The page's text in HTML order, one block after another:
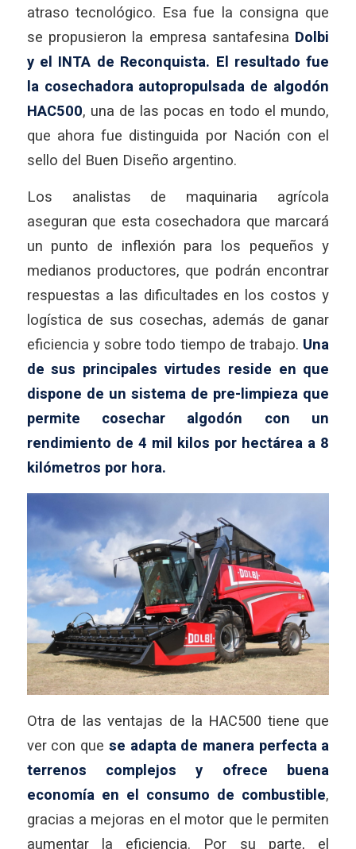
atraso tecnológico. Esa fue la consigna que
se propusieron la empresa santafesina Dolbi
y el INTA de Reconquista. El resultado fue
la cosechadora autopropulsada de algodón
HAC500, una de las pocas en todo el mundo,
que ahora fue distinguida por Nación con el
sello del Buen Diseño argentino.
Los analistas de maquinaria agrícola
aseguran que esta cosechadora que marcará
un punto de inflexión para los pequeños y
medianos productores, que podrán encontrar
respuestas a las dificultades en los costos y
logística de sus cosechas, además de ganar
eficiencia y sobre todo tiempo de trabajo. Una
de sus principales virtudes reside en que
dispone de un sistema de pre-limpieza que
permite cosechar algodón con un
rendimiento de 4 mil kilos por hectárea a 8
kilómetros por hora.
Otra de las ventajas de la HAC500 tiene que
ver con que se adapta de manera perfecta a
terrenos complejos y ofrece buena
economía en el consumo de combustible,
gracias a mejoras en el motor que le permiten